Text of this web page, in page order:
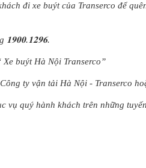
đi xe buýt của Transerco để
𝟏𝟗𝟎𝟎.𝟏𝟐𝟗𝟔.
buýt Hà Nội Transerco”
ty vận tải Hà Nội - Transerco
vụ quý hành khách trên những